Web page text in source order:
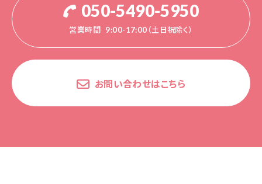
050-5490-5950
営業時間 9:00-17:00（土日祝除く）
お問い合わせはこちら